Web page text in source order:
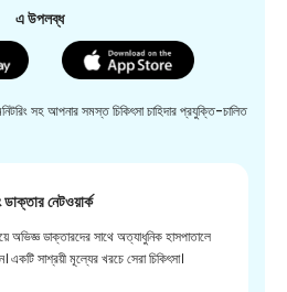
এ উপলব্ধ
সহ আপনার সমস্ত চিকিৎসা চাহিদার প্রযুক্তি-চালিত
ডাক্তার নেটওয়ার্ক
অভিজ্ঞ ডাক্তারদের সাথে অত্যাধুনিক হাসপাতালে
একটি সাশ্রয়ী মূল্যের খরচে সেরা চিকিৎসা।